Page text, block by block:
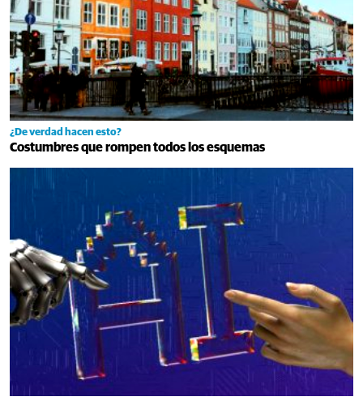
¿De verdad hacen esto?
Costumbres que rompen todos los esquemas